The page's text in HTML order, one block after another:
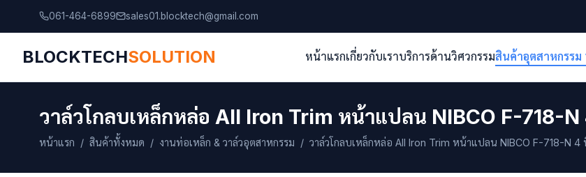
061-464-6899 sales01.blocktech@gmail.com
BLOCKTECHSOLUTION หน้าแรกเกี่ยวกับเราบริการด้านวิศวกรรมสินค้าอุตสาหกรรม
วาล์วโกลบเหล็กหล่อ All Iron Trim หน้าแปลน NIBCO F-718-
หน้าแรก / สินค้าทั้งหมด / งานท่อเหล็ก & วาล์วอุตสาหกรรม / วาล์วโกลบเหล็กหล่อ All Iron Trim หน้าแปลน NIBCO F-718-N 4